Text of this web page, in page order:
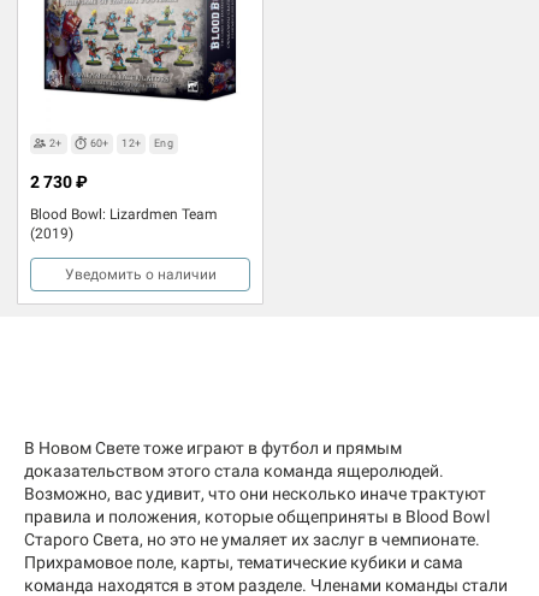
2+ 60+ 12+ Eng
Blood Bowl: Lizardmen Team
(2019)
2 730 ₽
Уведомить о наличии
В Новом Свете тоже играют в футбол и прямым
доказательством этого стала команда ящеролюдей.
Возможно, вас удивит, что они несколько иначе трактуют
правила и положения, которые общеприняты в Blood Bowl
Старого Света, но это не умаляет их заслуг в чемпионате.
Прихрамовое поле, карты, тематические кубики и сама
команда находятся в этом разделе. Членами команды стали